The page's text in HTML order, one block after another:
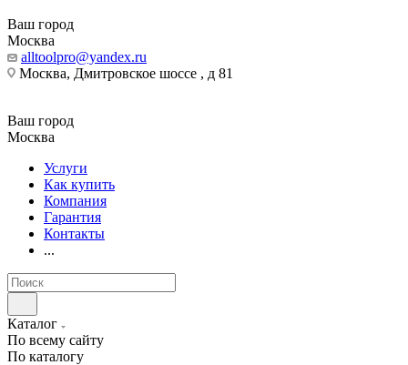
Ваш город
Москва
alltoolpro@yandex.ru
Москва, Дмитровское шоссе , д 81
Ваш город
Москва
Услуги
Как купить
Компания
Гарантия
Контакты
...
Каталог
По всему сайту
По каталогу